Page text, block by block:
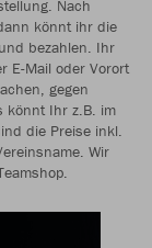
Nach
könnt ihr die
bezahlen. Ihr
E-Mail oder Vorort
gegen
könnt Ihr z.B. im
die Preise inkl.
Wir